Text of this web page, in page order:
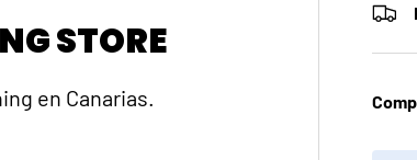
STORE
en Canarias.